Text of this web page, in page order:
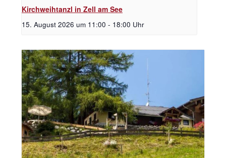
Kirchweihtanzl in Zell am See
15. August 2026 um 11:00 - 18:00